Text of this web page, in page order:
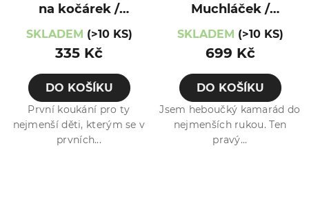
na kočárek /
Abakuk
SKLADEM (>10 KS)
335 Kč
DO KOŠÍKU
První koukání pro ty
nejmenší děti, kterým se v
prvních...
Muchláček /
Kočička
SKLADEM (>10 KS)
699 Kč
DO KOŠÍKU
Jsem heboučký kamarád do
nejmenších rukou. Ten
pravý...